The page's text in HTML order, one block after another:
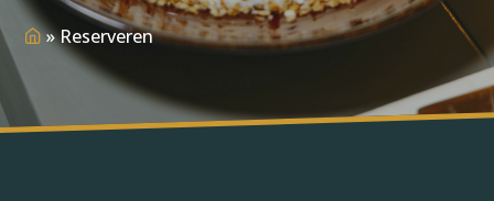
»Reserveren